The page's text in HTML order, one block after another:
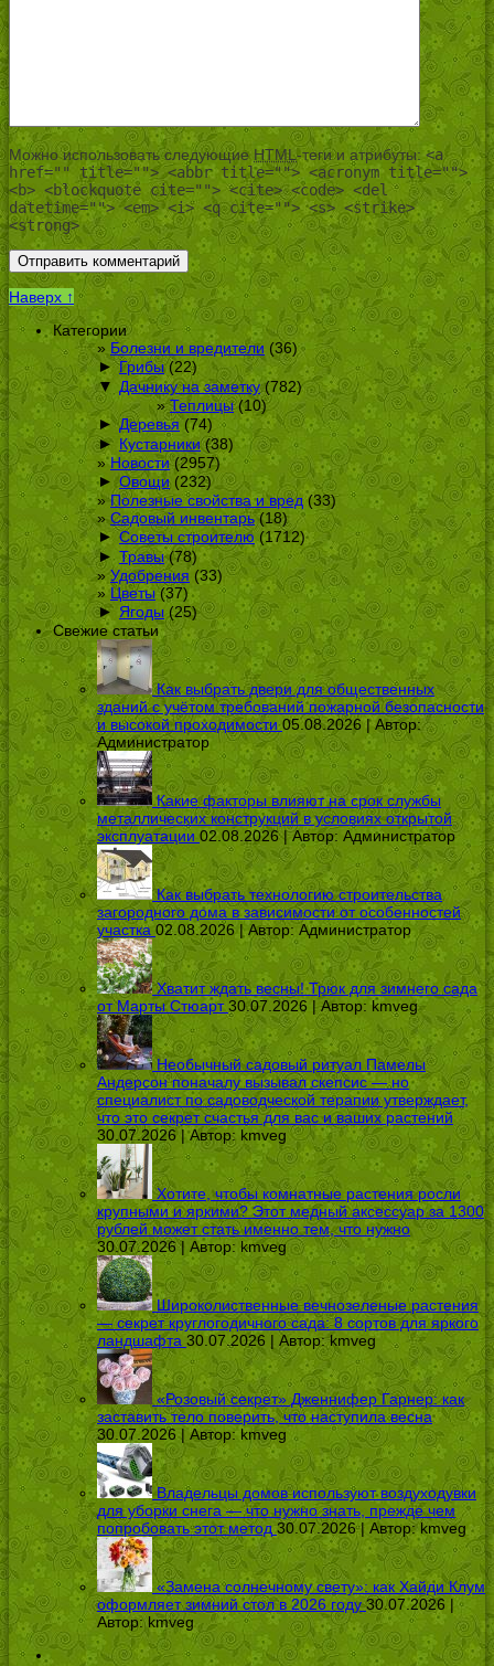
Можно использовать следующие HTML-теги и атрибуты: <a
href="" title=""> <abbr title=""> <acronym title="">
<b> <blockquote cite=""> <cite> <code> <del
datetime=""> <em> <i> <q cite=""> <s> <strike>
<strong>
Наверх ↑
Категории
Болезни и вредители (36)
► Грибы(22)
▼ Дачнику на заметку(782)
Теплицы(10)
► Деревья(74)
► Кустарники(38)
Новости(2957)
► Овощи(232)
Полезные свойства и вред (33)
Садовый инвентарь(18)
► Советы строителю(1712)
► Травы(78)
Удобрения (33)
Цветы(37)
► Ягоды (25)
Свежие статьи
Как выбрать двери для общественных
зданий с учётом требований пожарной безопасности
и высокой проходимости 05.08.2026 | Автор:
Администратор
Какие факторы влияют на срок службы
металлических конструкций в условиях открытой
эксплуатации 02.08.2026 | Автор: Администратор
Как выбрать технологию строительства
загородного дома в зависимости от особенностей
участка 02.08.2026 | Автор:Администратор
Хватит ждать весны! Трюк для зимнего сада
от Марты Стюарт 30.07.2026 | Автор: kmveg
Необычный садовый ритуал Памелы
Андерсон поначалу вызывал скепсис — но
специалист по садоводческой терапии утверждает,
что это секрет счастья для вас и ваших растений
30.07.2026 | Автор: kmveg
Хотите, чтобы комнатные растения росли
крупными и яркими? Этот медный аксессуар за 1300
рублей может стать именно тем, что нужно
30.07.2026 | Автор: kmveg
Широколиственные вечнозеленые растения
— секрет круглогодичного сада: 8 сортов для яркого
ландшафта 30.07.2026 | Автор:kmveg
«Розовый секрет» Дженнифер Гарнер: как
заставить тело поверить, что наступила весна
30.07.2026 | Автор:kmveg
Владельцы домов используют воздуходувки
для уборки снега — что нужно знать, прежде чем
попробовать этот метод 30.07.2026 | Автор:kmveg
«Замена солнечному свету»: как Хайди Клум
оформляет зимний стол в 2026 году 30.07.2026 |
Автор:kmveg